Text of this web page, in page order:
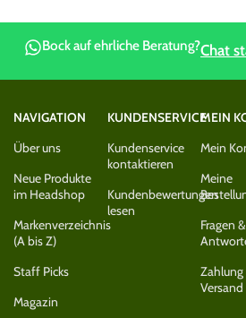
Bock auf ehrliche Beratung?Chat
NAVIGATION
Über uns
Neue Produkte
im Headshop
Markenverzeichnis
(A bis Z)
Staff Picks
Magazin
KUNDENSERVICE
Kundenservice
kontaktieren
Kundenbewertungen
lesen
MEIN
Mein
Meine
Fragen &
Zahlung
Versand